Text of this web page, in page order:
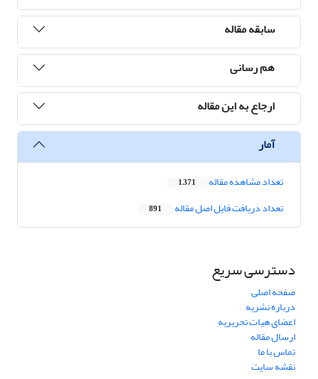
سابقه مقاله
هم رسانی
ارجاع به این مقاله
آمار
تعداد مشاهده مقاله 1,371
تعداد دریافت فایل اصل مقاله 891
دسترسی سریع
صفحه اصلی
درباره نشریه
اعضای هیات تحریریه
ارسال مقاله
تماس با ما
نقشه سایت